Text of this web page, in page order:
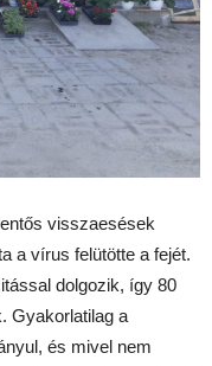
visszaesések
a vírus felütötte a fejét.
dolgozik, így 80
Gyakorlatilag a
és mivel nem